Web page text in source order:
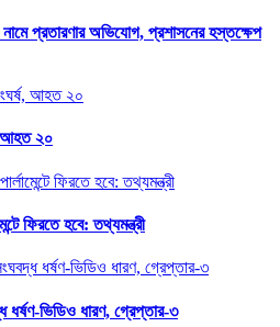
নামে প্রতারণার অভিযোগ, প্রশাসনের হস্তক্ষেপ
আহত ২০
ফিরতে হবে: তথ্যমন্ত্রী
ভিডিও ধারণ, গ্রেপ্তার-৩